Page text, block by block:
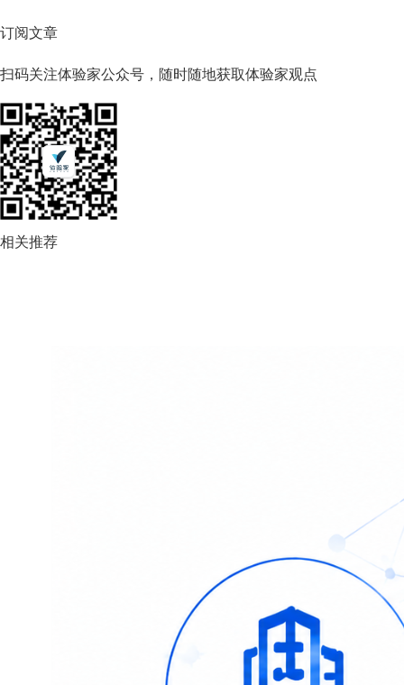
订阅文章
扫码关注体验家公众号，随时随地获取体验家观点
相关推荐